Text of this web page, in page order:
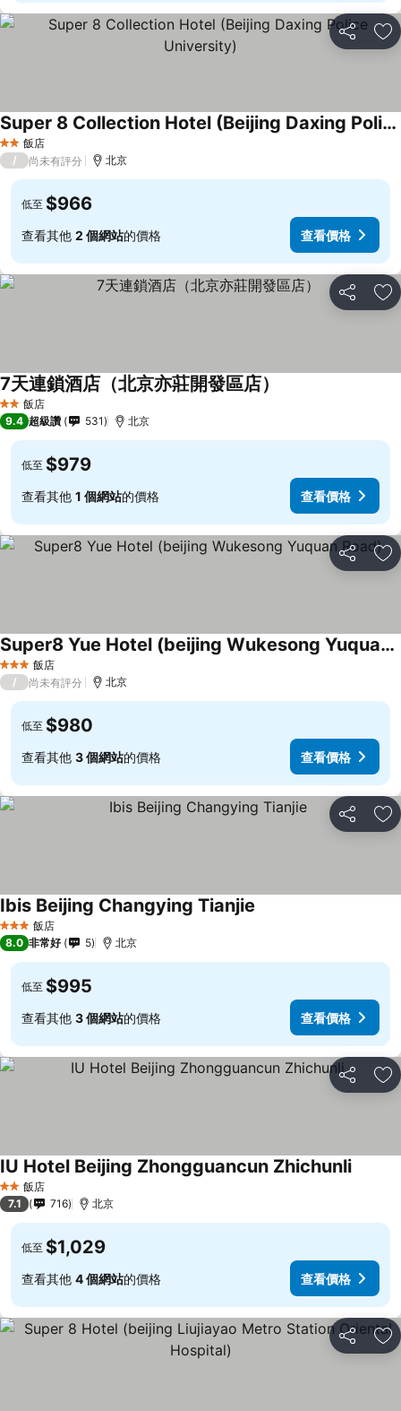
分享 加
2 星級飯店
Super 8 Collection Hotel (Beijing Daxing Police University)
/ 尚未有評分 北京
低至 $966
查看其他 2 個網站的價格 查看價格
分享 加
2 星級飯店
7天連鎖酒店（北京亦莊開發區店）
9.4 超級讚 531 北京
低至 $979
查看其他 1 個網站的價格 查看價格
分享 加
3 星級 飯店
Super8 Yue Hotel (beijing Wukesong Yuquan Road)
/ 尚未有評分 北京
低至 $980
查看其他 3 個網站的價格 查看價格
分享 加
3 星級 飯店
Ibis Beijing Changying Tianjie
8.0 非常好 5 北京
低至 $995
查看其他 3 個網站的價格 查看價格
分享 加
2 星級飯店
IU Hotel Beijing Zhongguancun Zhichunli
7.1 716 北京
低至 $1,029
查看其他 4 個網站的價格 查看價格
分享 加